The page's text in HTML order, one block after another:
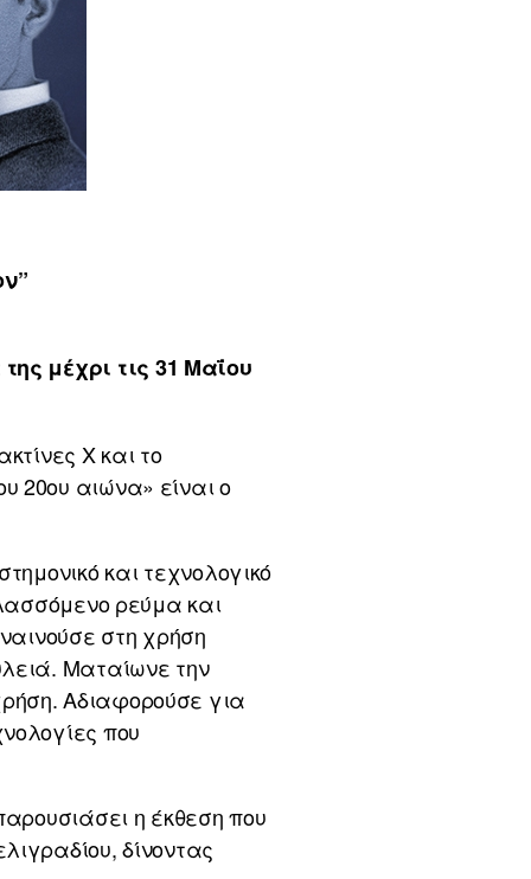
μέχρι τις 31 Μαΐου
Χ και το
20ου αιώνα» είναι ο
και τεχνολογικό
ρεύμα και
στη χρήση
Ματαίωνε την
Αδιαφορούσε για
που
η έκθεση που
δίνοντας